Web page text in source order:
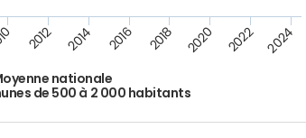
nationale
de 500 à 2 000 habitants
2012 2014 2016 2018 2020 2022 2024